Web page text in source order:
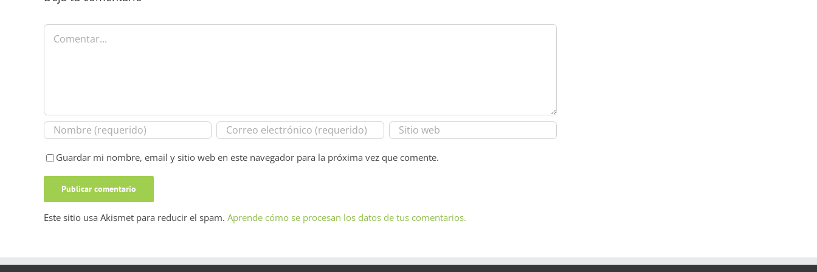
Comentar
Guardar mi nombre, email y sitio web en este navegador para la próxima vez que comente.
Este sitio usa Akismet para reducir el spam. Aprende cómo se procesan los datos de tus comentarios.